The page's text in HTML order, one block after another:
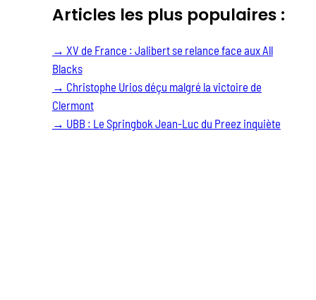
Articles les plus populaires :
→ XV de France : Jalibert se relance face aux All
Blacks
→ Christophe Urios déçu malgré la victoire de
Clermont
→ UBB : Le Springbok Jean-Luc du Preez inquiète